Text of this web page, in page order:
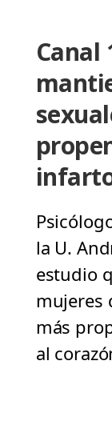
Canal
la U.
estudio
mujeres
más
al